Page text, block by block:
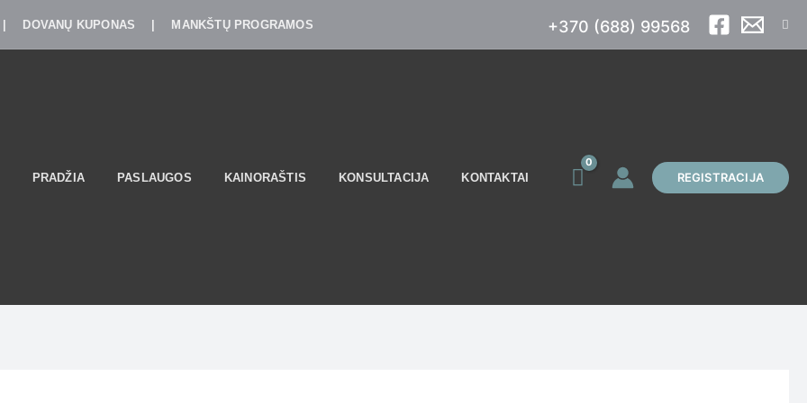
| DOVANŲ KUPONAS | MANKŠTŲ PROGRAMOS +370 (688) 99568
PRADŽIA PASLAUGOS KAINORAŠTIS KONSULTACIJA KONTAKTAI REGISTRACIJA